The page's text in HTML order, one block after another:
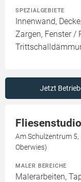
SPEZIALGEBIETE
Innenwand,
Zargen, Fenster /
Jetzt
Am Schulzentrum
Oberwies)
MALER BEREICHE
Malerarbeiten,